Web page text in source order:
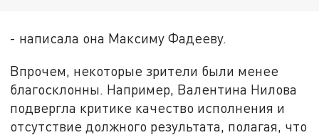
- написала она Максиму Фадееву.
Впрочем, некоторые зрители были менее
благосклонны. Например, Валентина Нилова
подвергла критике качество исполнения и
отсутствие должного результата, полагая, что